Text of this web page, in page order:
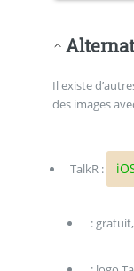
Il existe
des images
TalkR :
: